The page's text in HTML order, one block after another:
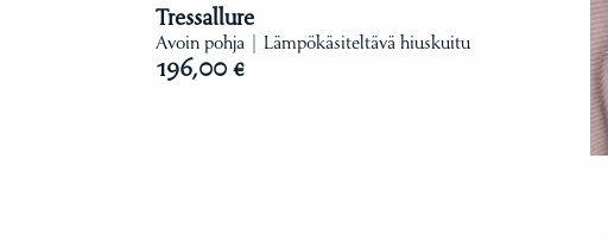
Tressallure
Avoin pohja | Lämpökäsiteltävä hiuskuitu
196,00 €